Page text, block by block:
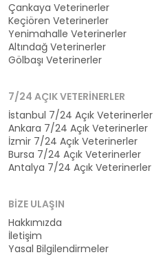
Çankaya Veterinerler
Keçiören Veterinerler
Yenimahalle Veterinerler
Altındağ Veterinerler
Gölbaşı Veterinerler
7/24 AÇIK VETERINERLER
İstanbul 7/24 Açık Veterinerler
Ankara 7/24 Açık Veterinerler
İzmir 7/24 Açık Veterinerler
Bursa 7/24 Açık Veterinerler
Antalya 7/24 Açık Veterinerler
BIZE ULAŞIN
Hakkımızda
İletişim
Yasal Bilgilendirmeler